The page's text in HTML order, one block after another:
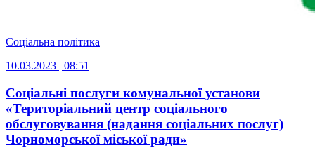
Соціальна політика
10.03.2023 | 08:51
Cоціальні послуги комунальної установи
«Територіальний центр соціального
обслуговування (надання соціальних послуг)
Чорноморської міської ради»